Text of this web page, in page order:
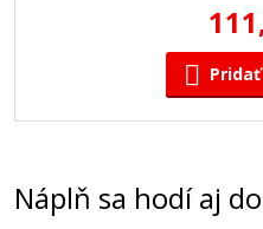
Náplň sa hodí aj